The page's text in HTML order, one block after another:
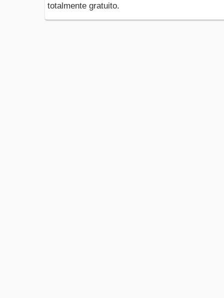
totalmente gratuito.